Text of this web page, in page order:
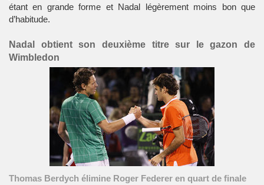
étant en grande forme et Nadal légèrement moins bon que
d’habitude.
Nadal obtient son deuxième titre sur le gazon de
Wimbledon
Thomas Berdych élimine Roger Federer en quart de finale